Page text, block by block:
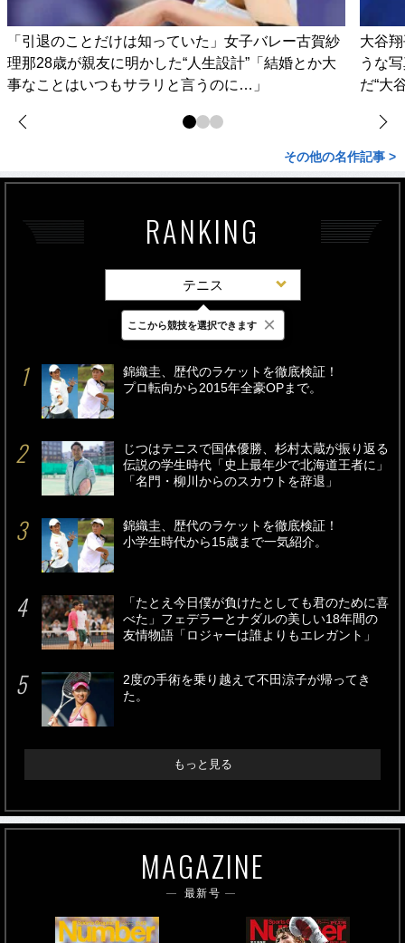
「引退のことだけは知っていた」女子バレー古賀紗
理那28歳が親友に明かした“人生設計”「結婚とか大
事なことはいつもサラリと言うのに…」
大谷
うな
だ“大
その他の名作記事 >
RANKING
テニス
最新 24時間 週間
錦織圭、歴代のラケットを徹底検証！
プロ転向から2015年全豪OPまで。
じつはテニスで国体優勝、杉村太蔵が振り返る
伝説の学生時代「史上最年少で北海道王者に」
「名門・柳川からのスカウトを辞退」
錦織圭、歴代のラケットを徹底検証！
小学生時代から15歳まで一気紹介。
「たとえ今日僕が負けたとしても君のために喜
べた」フェデラーとナダルの美しい18年間の
友情物語「ロジャーは誰よりもエレガント」
2度の手術を乗り越えて不田涼子が帰ってき
た。
もっと見る
MAGAZINE
最新号
ここから競技を選択できます ×